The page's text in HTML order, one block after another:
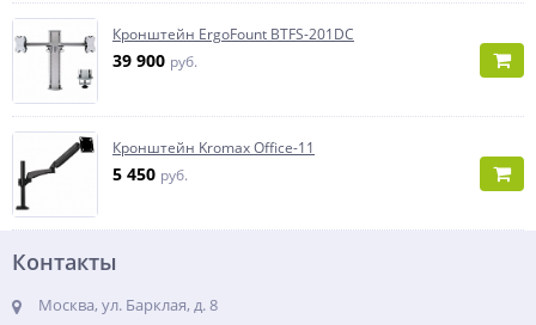
Кронштейн ErgoFount BTFS-201DC
39 900 руб.
Кронштейн Kromax Office-11
5 450 руб.
Контакты
Москва, ул. Барклая, д. 8